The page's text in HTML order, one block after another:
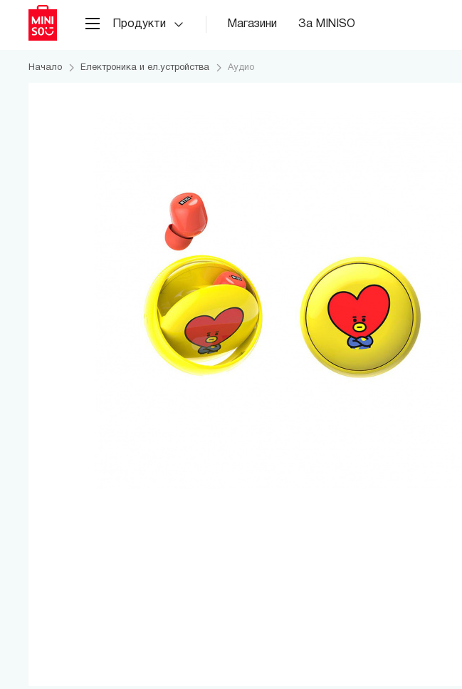
Продукти Магазини За MINISO
Начало Електроника и ел.устройства Аудио